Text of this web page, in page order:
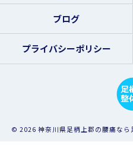
ブログ
プライバシーポリシー
© 2026 神奈川県足柄上郡の腰痛なら